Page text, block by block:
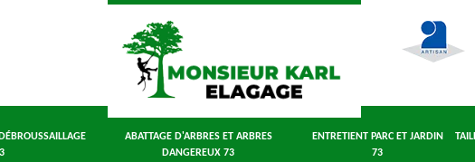
ABATTAGE D'ARBRES ET ARBRES
DANGEREUX 73
ENTRETIENT PARC ET JARDIN
73